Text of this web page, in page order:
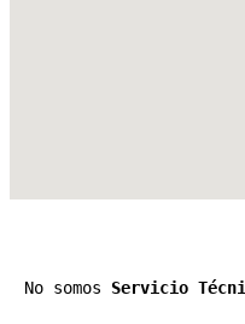
No somos Servicio